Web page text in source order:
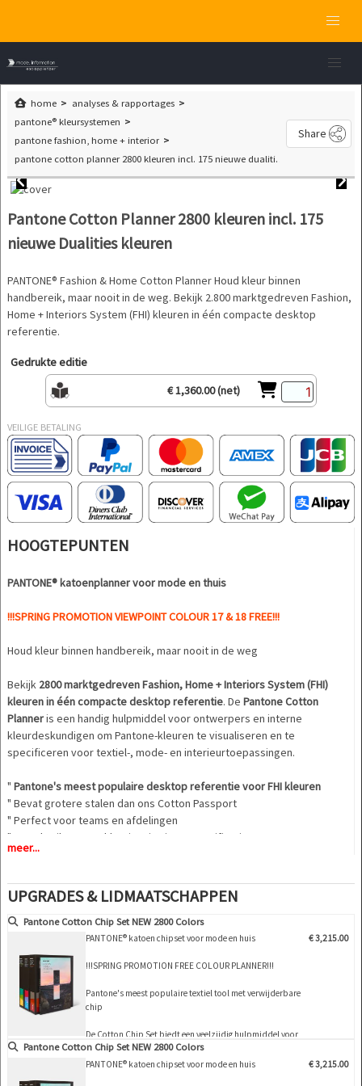
home
analyses & rapportages
pantone® kleursystemen
pantone fashion, home + interior
pantone cotton planner 2800 kleuren incl. 175 nieuwe dualities kleuren
Share
Pantone Cotton Planner 2800 kleuren incl. 175
nieuwe Dualities kleuren
PANTONE® Fashion & Home Cotton Planner Houd kleur binnen
handbereik, maar nooit in de weg. Bekijk 2.800 marktgedreven Fashion,
Home + Interiors System (FHI) kleuren in één compacte desktop
referentie.
Gedrukte editie
€ 1,360.00 (net)
VEILIGE BETALING
HOOGTEPUNTEN
PANTONE® katoenplanner voor mode en thuis
!!!SPRING PROMOTION VIEWPOINT COLOUR 17 & 18 FREE!!!
Houd kleur binnen handbereik, maar nooit in de weg
Bekijk 2800 marktgedreven Fashion, Home + Interiors System (FHI)
kleuren in één compacte desktop referentie. De Pantone Cotton
Planneris een handig hulpmiddel voor ontwerpers en interne
kleurdeskundigen om Pantone-kleuren te visualiseren en te
specificeren voor textiel-, mode- en interieurtoepassingen.
" Pantone's meest populaire desktop referentie voor FHI kleuren
" Bevat grotere stalen dan ons Cotton Passport
" Perfect voor teams en afdelingen
" Te gebruiken voor kleurinspiratie en specificatie
meer...
UPGRADES & LIDMAATSCHAPPEN
Pantone Cotton Chip Set NEW 2800 Colors
PANTONE® katoen chipset voor mode en huis
!!!SPRING PROMOTION FREE COLOUR PLANNER!!!
Pantone's meest populaire textiel tool met verwijderbare
chip
De Cotton Chip Set biedt een veelzijdig hulpmiddel voor
het selecteren, vergelijken en delen van alle Fashion,
Home + Interiors (FHI) kleuren van Pantone als
€ 3,215.00
Pantone Cotton Chip Set NEW 2800 Colors
PANTONE® katoen chipset voor mode en huis € 3,215.00